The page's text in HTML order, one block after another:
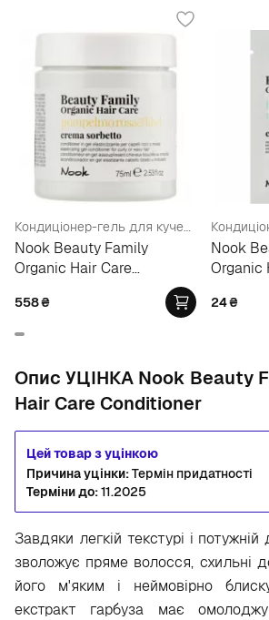
Кондиціонер-гель для кучерявого та кучерявого волосся
Nook Beauty Family
Organic Hair Care
Conditioner
558₴
Nook
Organic
24₴
Опис УЦІНКА Nook Beauty
Hair Care Conditioner
Цей товар з уцінкою
Причина уцінки:Термін придатності
Терміни до:11.2025
Завдяки легкій текстурі і
зволожує пряме волосся, схильні
його м'яким і неймовірно
екстракт гарбуза має